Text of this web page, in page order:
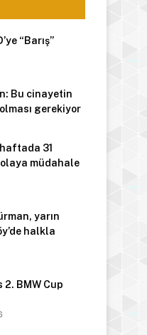
“Barış”
Bu cinayetin
gerekiyor
31
müdahale
yarın
halkla
BMW Cup